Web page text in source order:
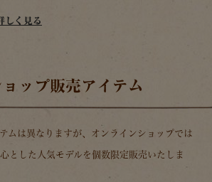
しく見る
ップ販売アイテム
ムは異なりますが、オンラインショップでは
とした人気モデルを個数限定販売いたしま